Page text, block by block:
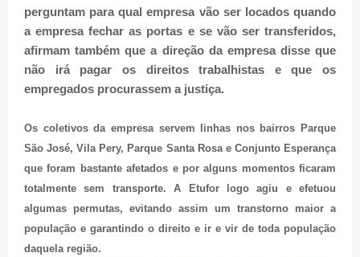
perguntam para qual empresa vão ser locados quando
a empresa fechar as portas e se vão ser transferidos,
afirmam também que a direção da empresa disse que
não irá pagar os direitos trabalhistas e que os
empregados procurassem a justiça.
Os coletivos da empresa servem linhas nos bairros Parque
São José, Vila Pery, Parque Santa Rosa e Conjunto Esperança
que foram bastante afetados e por alguns momentos ficaram
totalmente sem transporte. A Etufor logo agiu e efetuou
algumas permutas, evitando assim um transtorno maior a
população e garantindo o direito e ir e vir de toda população
daquela região.